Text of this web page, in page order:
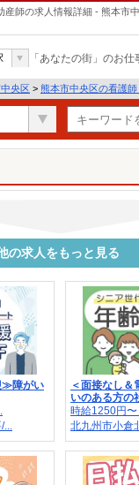
師の求人情報詳細 - 熊本市
「あなたの街」のお
央区 > 熊本市中央区の看護
の求人をもっと見る
≫障がい
...
＜面接なし＆
いのある方の
時給1250円
北九州市小倉